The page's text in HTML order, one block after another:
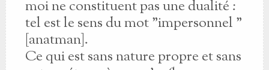
moi ne constituent pas une dualité :
tel est le sens du mot "impersonnel "
[anatman].
Ce qui est sans nature propre et sans